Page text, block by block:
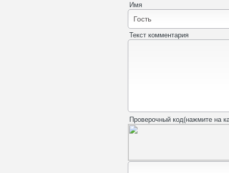
Имя
Текст комментария
Проверочный код(нажмите на